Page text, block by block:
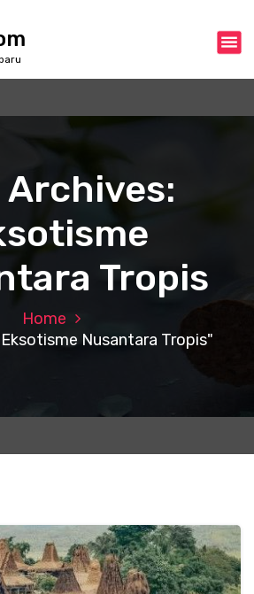
Archives:
Tropis
Home
Nusantara Tropis"